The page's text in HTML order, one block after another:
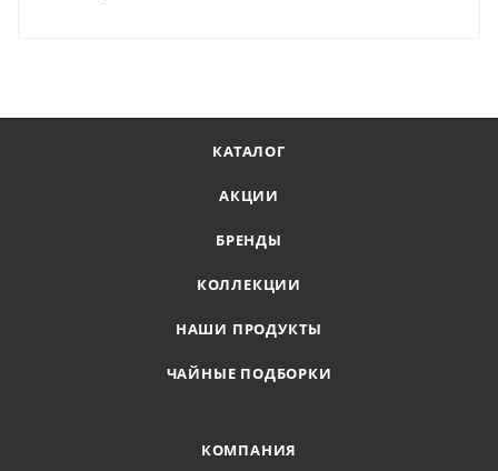
КАТАЛОГ
АКЦИИ
БРЕНДЫ
КОЛЛЕКЦИИ
НАШИ ПРОДУКТЫ
ЧАЙНЫЕ ПОДБОРКИ
КОМПАНИЯ